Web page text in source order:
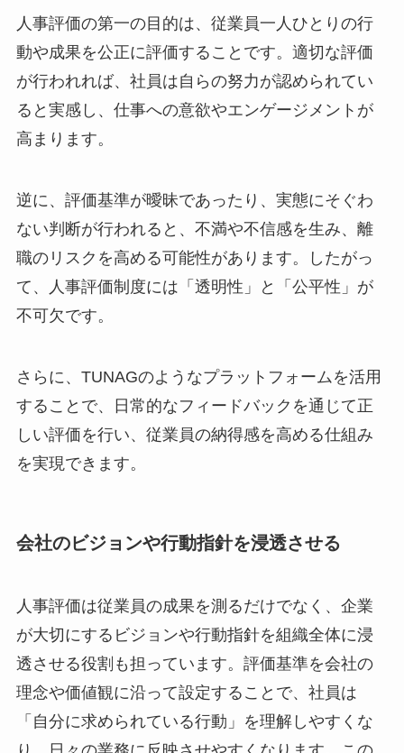
人事評価の第一の目的は、従業員一人ひとりの行
動や成果を公正に評価することです。適切な評価
が行われれば、社員は自らの努力が認められてい
ると実感し、仕事への意欲やエンゲージメントが
高まります。
逆に、評価基準が曖昧であったり、実態にそぐわ
ない判断が行われると、不満や不信感を生み、離
職のリスクを高める可能性があります。したがっ
て、人事評価制度には「透明性」と「公平性」が
不可欠です。
さらに、TUNAGのようなプラットフォームを活用
することで、日常的なフィードバックを通じて正
しい評価を行い、従業員の納得感を高める仕組み
を実現できます。
会社のビジョンや行動指針を浸透させる
人事評価は従業員の成果を測るだけでなく、企業
が大切にするビジョンや行動指針を組織全体に浸
透させる役割も担っています。評価基準を会社の
理念や価値観に沿って設定することで、社員は
「自分に求められている行動」を理解しやすくな